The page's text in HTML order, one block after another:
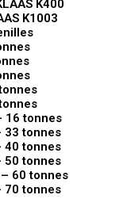
K400
K1003
16 tonnes
33 tonnes
40 tonnes
50 tonnes
– 60 tonnes
70 tonnes